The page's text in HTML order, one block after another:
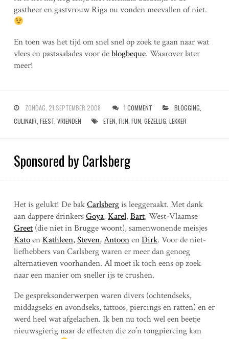
gastheer en gastvrouw Riga nu vonden meevallen of niet.
En toen was het tijd om snel snel op zoek te gaan naar wat
vlees en pastasalades voor deblogbeque. Waarover later
meer!
ZONDAG, 21 SEPTEMBER 2008 1 COMMENT BLOGGING
CULINAIR FEEST, VRIENDEN ETEN FIJN FUN GEZELLIG LEKKER
Sponsored by Carlsberg
Het is gelukt! De bakCarlsbergis leeggeraakt. Met dank
aan dappere drinkersGoya,Karel,Bart, West-Vlaamse
Greet(die níet in Brugge woont), samenwonende meisjes
KatoenKathleen,Steven,AntoonenDirk. Voor de niet-
liefhebbers van Carlsberg waren er meer dan genoeg
alternatieven voorhanden. Al moet ik toch eens op zoek
naar een manier om sneller ijs te crushen.
De gespreksonderwerpen waren divers (ochtendseks,
middagseks en avondseks, tattoos, piercings en ratten) en er
werd heel wat afgelachen. Ik ben nu toch wel een beetje
nieuwsgierig naar de effecten die zo’n tongpiercing kan